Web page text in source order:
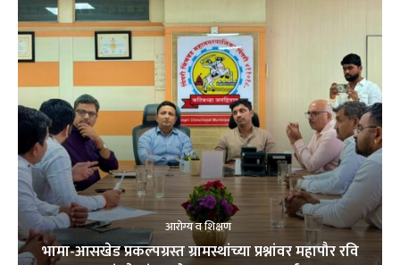
आरोग्य व शिक्षण
भामा-आसखेड प्रकल्पग्रस्त ग्रामस्थांच्या प्रश्नांवर महापौर रवि